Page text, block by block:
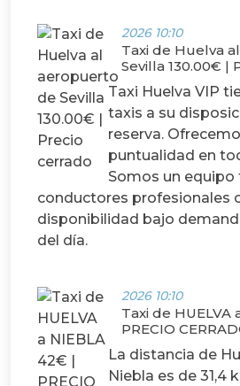
2026 10:10
Taxi de Huelva
Sevilla 130.00€ |
Taxi Huelva VIP
taxis a su
reserva.
puntualidad en
Somos un
conductores profesionales
disponibilidad bajo
del día.
2026 10:10
Taxi de HUELVA
PRECIO
La distancia de
Niebla es de 31,4